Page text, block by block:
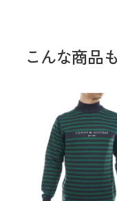
こんな商品